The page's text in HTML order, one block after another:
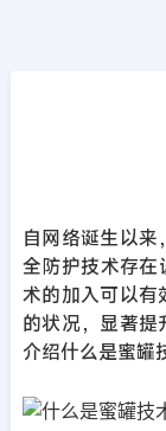
自网络诞生以
全防护技术存在
术的加入可以有
的状况，显著
介绍什么是蜜罐